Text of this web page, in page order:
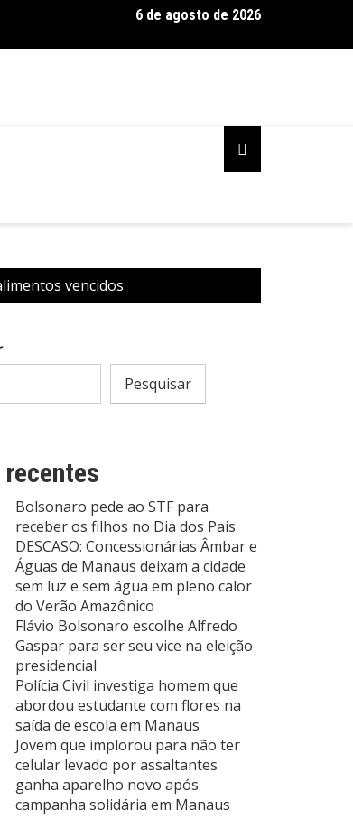
Âmbar e Águas de Manaus deixam a
6 de agosto de 2026
vencidos
Pesquisar
Bolsonaro pede ao STF para
receber os filhos no Dia dos Pais
DESCASO: Concessionárias Âmbar e
Águas de Manaus deixam a cidade
sem luz e sem água em pleno calor
do Verão Amazônico
Flávio Bolsonaro escolhe Alfredo
Gaspar para ser seu vice na eleição
presidencial
Polícia Civil investiga homem que
abordou estudante com flores na
saída de escola em Manaus
Jovem que implorou para não ter
celular levado por assaltantes
ganha aparelho novo após
campanha solidária em Manaus